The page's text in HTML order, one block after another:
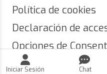
Política de cookies
Declaración de
Opciones de
Iniciar Sesión Chat